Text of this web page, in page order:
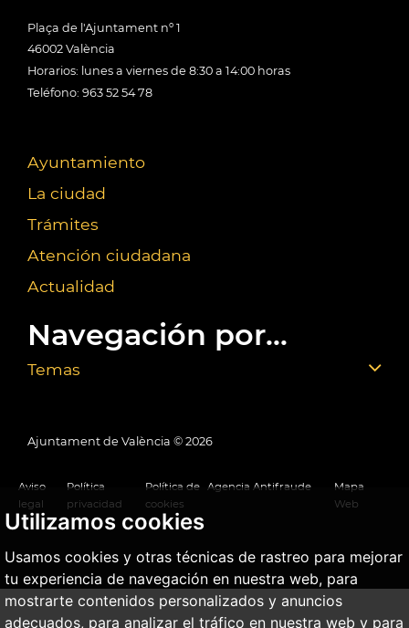
Utilizamos cookies
Usamos cookies y otras técnicas de rastreo para mejorar
tu experiencia de navegación en nuestra web, para
mostrarte contenidos personalizados y anuncios
adecuados, para analizar el tráfico en nuestra web y para
Plaça de l'Ajuntament nº 1
46002 València
Horarios: lunes a viernes de 8:30 a 14:00 horas
Teléfono: 963 52 54 78
Ayuntamiento
La ciudad
Trámites
Atención ciudadana
Actualidad
Navegación por...
Temas
Ajuntament de València © 2026
Aviso
legal
Política
privacidad
Política de
cookies
Agencia Antifraude
Mapa
Web